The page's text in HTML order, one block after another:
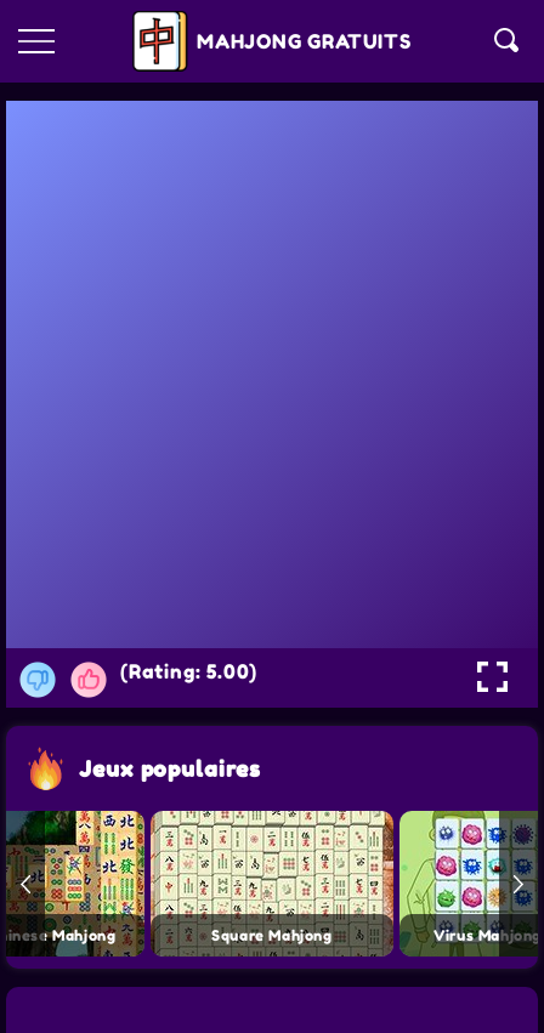
MAHJONG GRATUITS
(Rating: 5.00)
Jeux populaires
Mahjong Square Mahjong Virus